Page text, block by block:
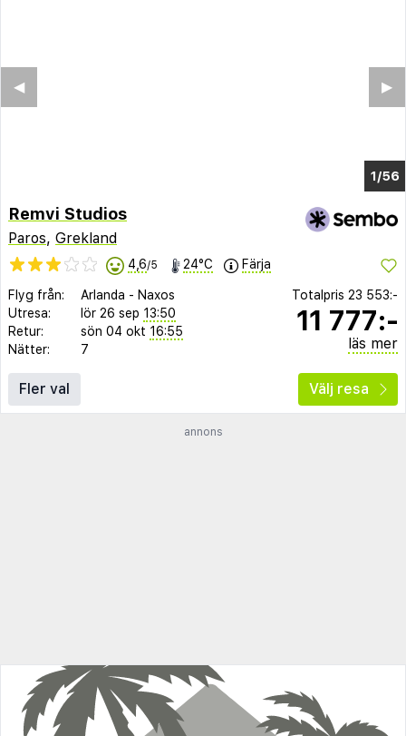
1/48
▶︎
◀︎
Remvi Studios
Paros, Grekland
4,6/5 24°C Färja
Flyg från: Arlanda - Naxos
Utresa:
lör 26 sep 13:50
Retur:
sön 04 okt 16:55
Nätter:
7
Totalpris 23 553:-
11 777:-
läs mer
Fler val Välj resa
annons